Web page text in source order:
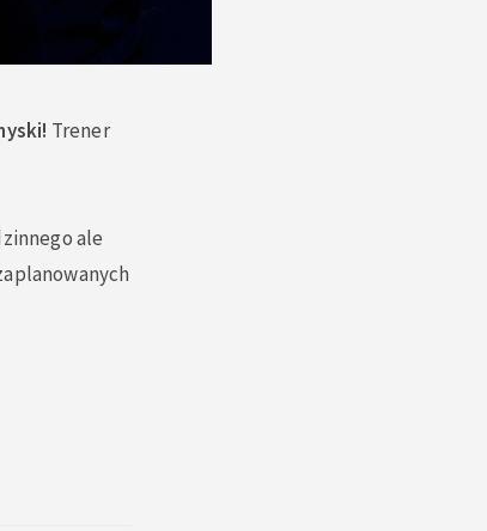
Trener
ale